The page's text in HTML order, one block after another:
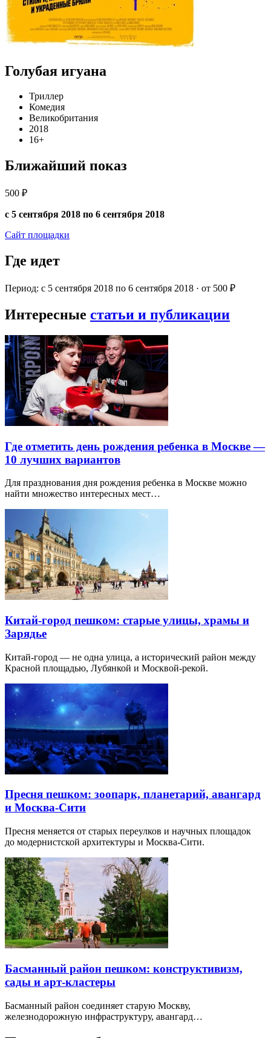
Голубая игуана
Триллер
Комедия
Великобритания
2018
16+
Ближайший показ
500 ₽
с 5 сентября 2018 по 6 сентября 2018
Сайт площадки
Где идет
Период: с 5 сентября 2018 по 6 сентября 2018 · от 500 ₽
Интересные статьи и публикации
Где отметить день рождения ребенка в Москве —
10 лучших вариантов
Для празднования дня рождения ребенка в Москве можно
найти множество интересных мест…
Китай-город пешком: старые улицы, храмы и
Зарядье
Китай-город — не одна улица, а исторический район между
Красной площадью, Лубянкой и Москвой-рекой.
Пресня пешком: зоопарк, планетарий, авангард
и Москва-Сити
Пресня меняется от старых переулков и научных площадок
до модернистской архитектуры и Москва-Сити.
Басманный район пешком: конструктивизм,
сады и арт-кластеры
Басманный район соединяет старую Москву,
железнодорожную инфраструктуру, авангард…